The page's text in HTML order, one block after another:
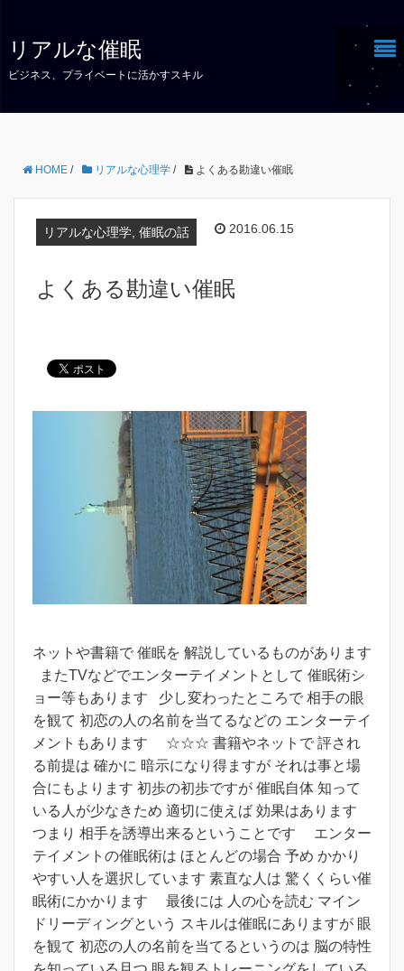
リアルな催眠
ビジネス、プライベートに活かすスキル
HOME / リアルな心理学 / よくある勘違い催眠
リアルな心理学, 催眠の話 2016.06.15
よくある勘違い催眠
ネットや書籍で 催眠を 解説しているものがあります
またTVなどでエンターテイメントとして 催眠術シ
ョー等もあります 少し変わったところで 相手の眼
を観て 初恋の人の名前を当てるなどの エンターテイ
メントもあります ☆☆☆ 書籍やネットで 評され
る前提は 確かに 暗示になり得ますが それは事と場
合にもよります 初歩の初歩ですが 催眠自体 知って
いる人が少なきため 適切に使えば 効果はあります
つまり 相手を誘導出来るということです エンター
テイメントの催眠術は ほとんどの場合 予め かかり
やすい人を選択しています 素直な人は 驚くくらい催
眠術にかかります 最後には 人の心を読む マイン
ドリーディングという スキルは催眠にありますが 眼
を観て 初恋の人の名前を当てるというのは 脳の特性